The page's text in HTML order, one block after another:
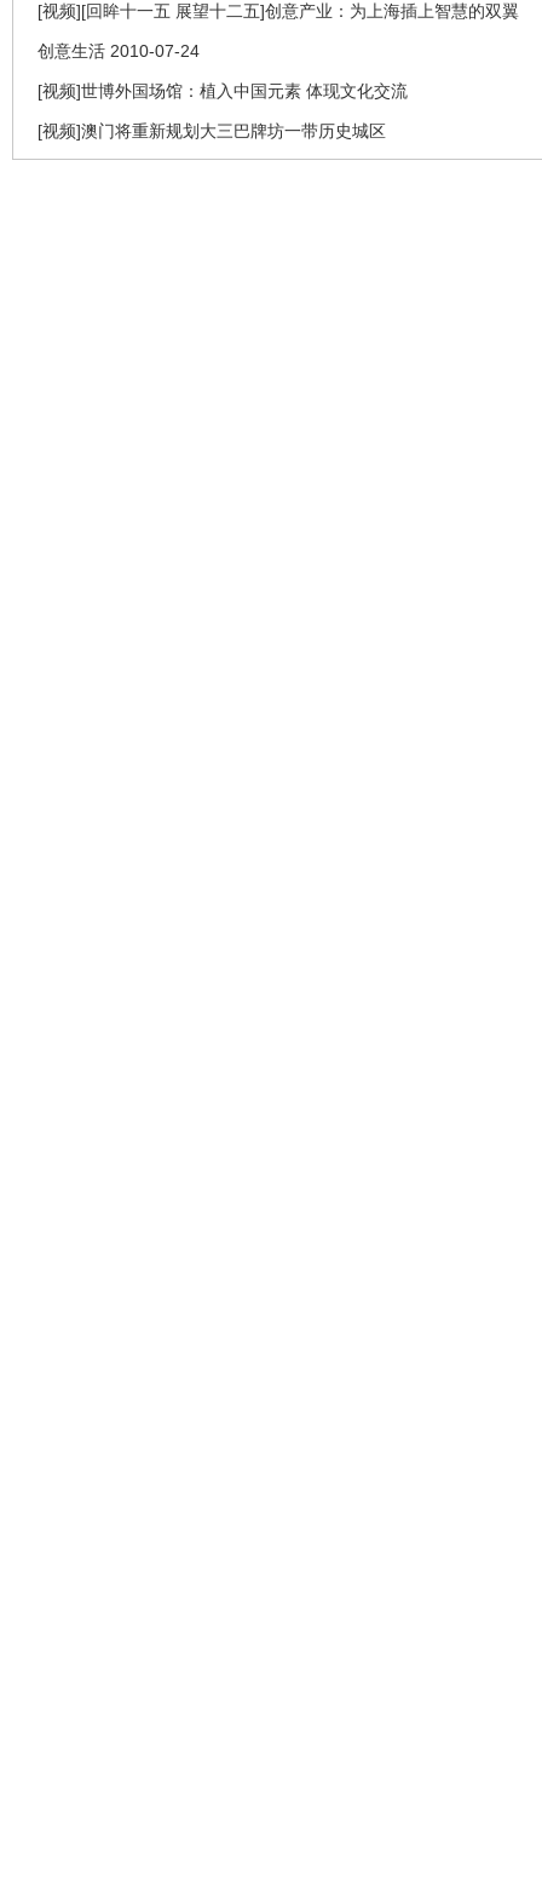
[视频][回眸十一五 展望十二五]创意产业：为上海插上智慧的双翼
创意生活 2010-07-24
[视频]世博外国场馆：植入中国元素 体现文化交流
[视频]澳门将重新规划大三巴牌坊一带历史城区